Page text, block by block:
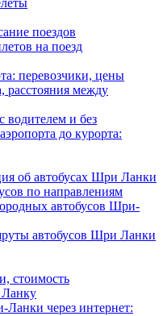
поездов
на поезд
перевозчики, цены
расстояния между
и без
до курорта:
об автобусах Шри Ланки
по направлениям
автобусов Шри-
автобусов Шри Ланки
стоимость
через интернет: